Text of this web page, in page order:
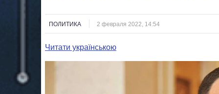
ПОЛИТИКА 2 февраля 2022, 14:54
Читати українською